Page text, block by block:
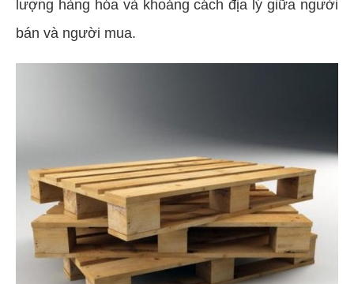
lượng hàng hóa và khoảng cách địa lý giữa người
bán và người mua.